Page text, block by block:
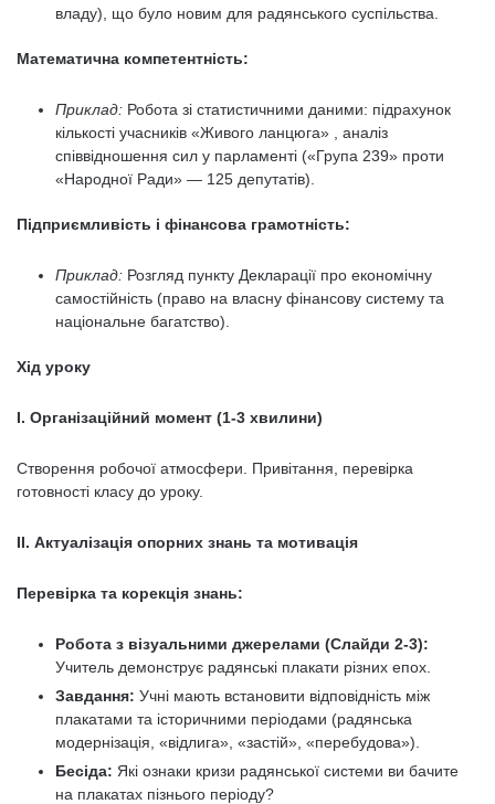
владу), що було новим для радянського суспільства.
Математична компетентність:
Приклад: Робота зі статистичними даними: підрахунок
кількості учасників «Живого ланцюга» , аналіз
співвідношення сил у парламенті («Група 239» проти
«Народної Ради» — 125 депутатів).
Підприємливість і фінансова грамотність:
Приклад: Розгляд пункту Декларації про економічну
самостійність (право на власну фінансову систему та
національне багатство).
Хід уроку
І. Організаційний момент (1-3 хвилини)
Створення робочої атмосфери. Привітання, перевірка
готовності класу до уроку.
ІІ. Актуалізація опорних знань та мотивація
Перевірка та корекція знань:
Робота з візуальними джерелами (Слайди 2-3):
Учитель демонструє радянські плакати різних епох.
Завдання: Учні мають встановити відповідність між
плакатами та історичними періодами (радянська
модернізація, «відлига», «застій», «перебудова»).
Бесіда: Які ознаки кризи радянської системи ви бачите
на плакатах пізнього періоду?